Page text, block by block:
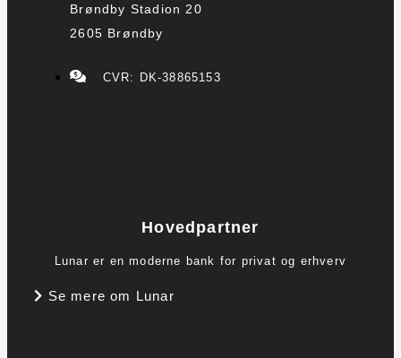
Brøndby Stadion 20
2605 Brøndby
CVR: DK-38865153
Hovedpartner
Lunar er en moderne bank for privat og erhverv
Se mere om Lunar